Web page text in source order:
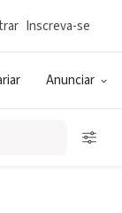
Anunciar
Inscreva-se